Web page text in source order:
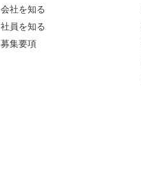
会社を知る
社員を知る
募集要項